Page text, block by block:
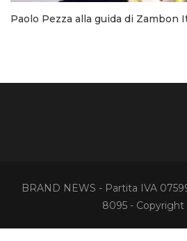
Paolo Pezza alla guida di Zambon
BRAND NEWS - Partita IVA
8095 - Copyright